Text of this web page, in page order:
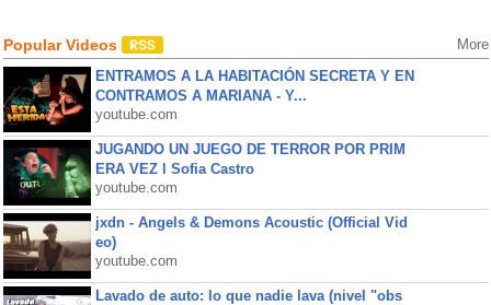
Popular Videos More
ENTRAMOS A LA HABITACIÓN SECRETA Y EN
CONTRAMOS A MARIANA - Y...
youtube.com
JUGANDO UN JUEGO DE TERROR POR PRIM
ERA VEZ l Sofia Castro
youtube.com
jxdn - Angels & Demons Acoustic (Official Vid
eo)
youtube.com
Lavado de auto: lo que nadie lava (nivel "obs